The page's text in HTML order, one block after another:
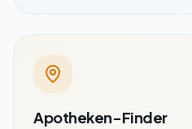
Apotheken-Finder